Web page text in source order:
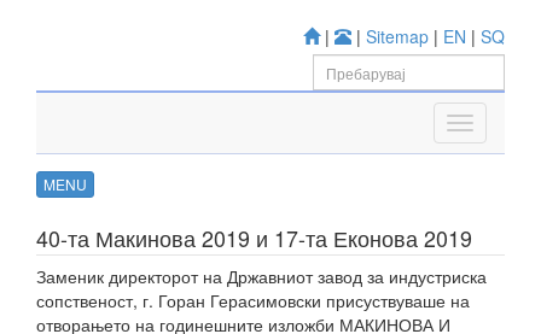
| | Sitemap | EN | SQ
MENU
40-та Макинова 2019 и 17-та Еконова 2019
Заменик директорот на Државниот завод за индустриска
сопственост, г. Горан Герасимовски присуствуваше на
отворањето на годинешните изложби МАКИНОВА И